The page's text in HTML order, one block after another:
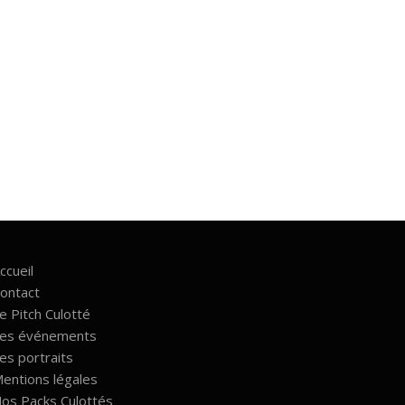
Pitch Culotté
événements
portraits
légales
Packs Culottés